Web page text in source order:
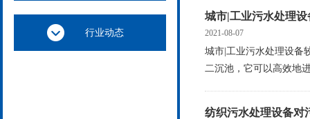
行业动态
城市|工业污水处理
2021-08-07
城市|工业污水处理设备
二沉池，它可以高效地
纺织污水处理设备对